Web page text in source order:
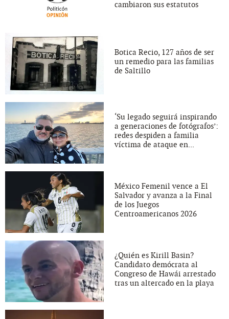
cambiaron sus estatutos
Botica Recio, 127 años de ser
un remedio para las familias
de Saltillo
‘Su legado seguirá inspirando
a generaciones de fotógrafos’:
redes despiden a familia
víctima de ataque en...
México Femenil vence a El
Salvador y avanza a la Final
de los Juegos
Centroamericanos 2026
¿Quién es Kirill Basin?
Candidato demócrata al
Congreso de Hawái arrestado
tras un altercado en la playa